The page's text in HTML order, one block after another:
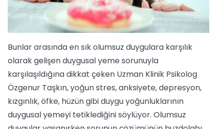
Bunlar arasında en sık olumsuz duygulara karşılık
olarak gelişen duygusal yeme sorunuyla
karşılaşıldığına dikkat çeken Uzman Klinik Psikolog
Özgenur Taşkın, yoğun stres, anksiyete, depresyon,
kızgınlık, öfke, hüzün gibi duygu yoğunluklarının
duygusal yemeyi tetiklediğini söylüyor. Olumsuz